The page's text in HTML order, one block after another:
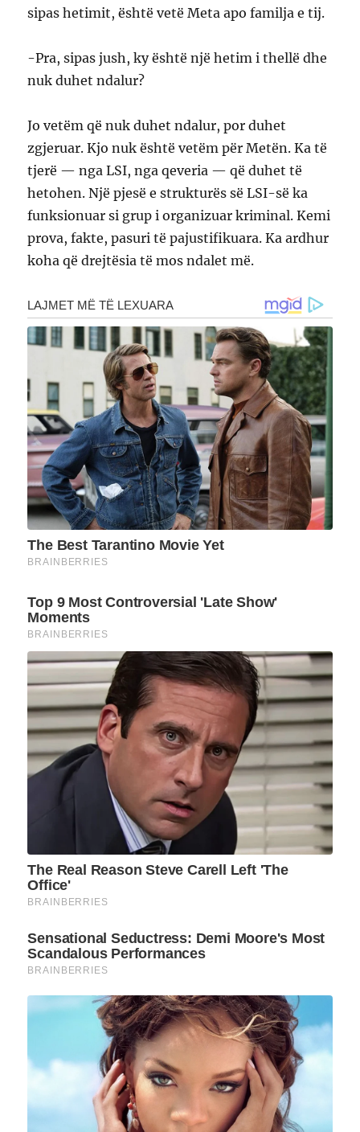
sipas hetimit, është vetë Meta apo familja e tij.
-Pra, sipas jush, ky është një hetim i thellë dhe
nuk duhet ndalur?
Jo vetëm që nuk duhet ndalur, por duhet
zgjeruar. Kjo nuk është vetëm për Metën. Ka të
tjerë — nga LSI, nga qeveria — që duhet të
hetohen. Një pjesë e strukturës së LSI-së ka
funksionuar si grup i organizuar kriminal. Kemi
prova, fakte, pasuri të pajustifikuara. Ka ardhur
koha që drejtësia të mos ndalet më.